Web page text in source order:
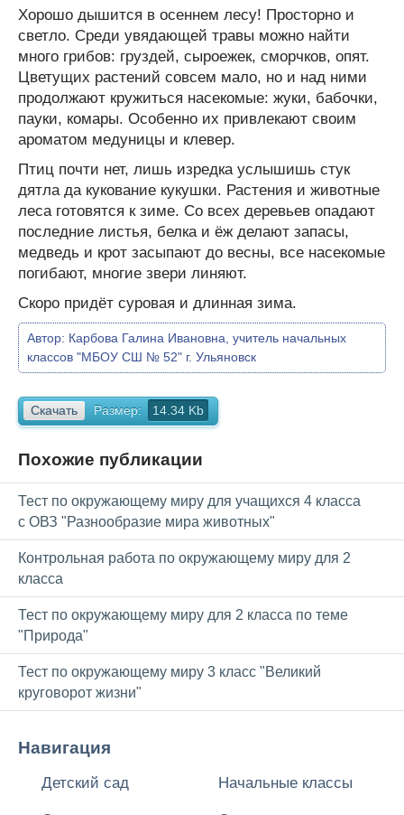
Хорошо дышится в осеннем лесу! Просторно и
светло. Среди увядающей травы можно найти
много грибов: груздей, сыроежек, сморчков, опят.
Цветущих растений совсем мало, но и над ними
продолжают кружиться насекомые: жуки, бабочки,
пауки, комары. Особенно их привлекают своим
ароматом медуницы и клевер.
Птиц почти нет, лишь изредка услышишь стук
дятла да кукование кукушки. Растения и животные
леса готовятся к зиме. Со всех деревьев опадают
последние листья, белка и ёж делают запасы,
медведь и крот засыпают до весны, все насекомые
погибают, многие звери линяют.
Скоро придёт суровая и длинная зима.
Автор: Карбова Галина Ивановна, учитель начальных
классов "МБОУ СШ № 52" г. Ульяновск
Скачать Размер: 14.34 Kb
Похожие публикации
Тест по окружающему миру для учащихся 4 класса
с ОВЗ "Разнообразие мира животных"
Контрольная работа по окружающему миру для 2
класса
Тест по окружающему миру для 2 класса по теме
"Природа"
Тест по окружающему миру 3 класс "Великий
круговорот жизни"
Навигация
Детский сад Начальные классы